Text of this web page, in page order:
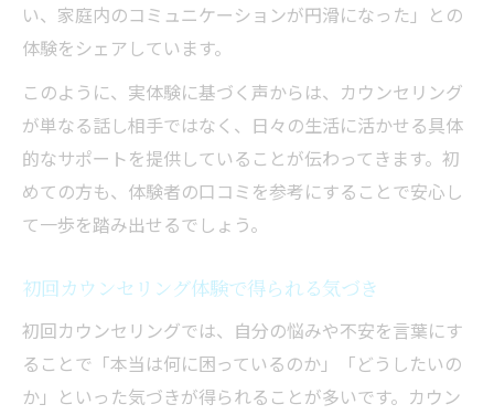
い、家庭内のコミュニケーションが円滑になった」との
体験をシェアしています。
このように、実体験に基づく声からは、カウンセリング
が単なる話し相手ではなく、日々の生活に活かせる具体
的なサポートを提供していることが伝わってきます。初
めての方も、体験者の口コミを参考にすることで安心し
て一歩を踏み出せるでしょう。
初回カウンセリング体験で得られる気づき
初回カウンセリングでは、自分の悩みや不安を言葉にす
ることで「本当は何に困っているのか」「どうしたいの
か」といった気づきが得られることが多いです。カウン